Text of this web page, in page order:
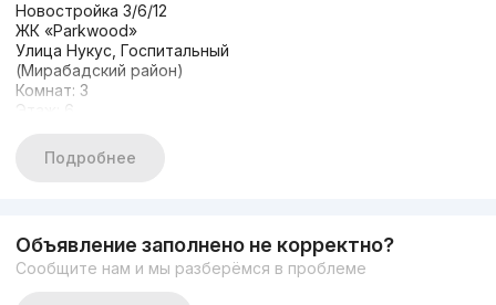
Новостройка 3/6/12
ЖК «Parkwood»
Улица Нукус, Госпитальный
(Мирабадский район)
Комнат: 3
Этаж: 6
Площадь: 83 м² + 22 м² балкон
Подробнее
Объявление заполнено не корректно?
Сообщите нам и мы разберёмся в проблеме